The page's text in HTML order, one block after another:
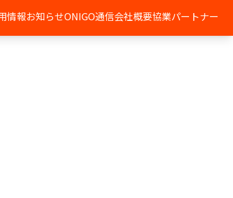
情報お知らせONIGO通信会社概要協業パートナー